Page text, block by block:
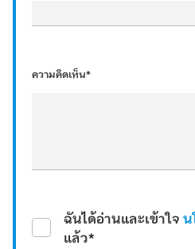
ความคิดเห็น*
ฉันได้อ่านและเข้าใจน
แล้ว*